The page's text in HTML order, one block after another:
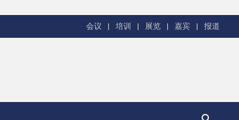
会议 培训 展览 嘉宾 报道